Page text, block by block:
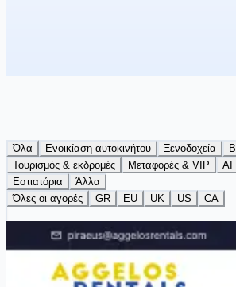
Όλα Ενοικίαση αυτοκινήτου Ξενοδοχεία
Τουρισμός & εκδρομές
Μεταφορές & VIP
AI
Εστιατόρια
Άλλα
Όλες οι αγορές
GR EU UK US CA